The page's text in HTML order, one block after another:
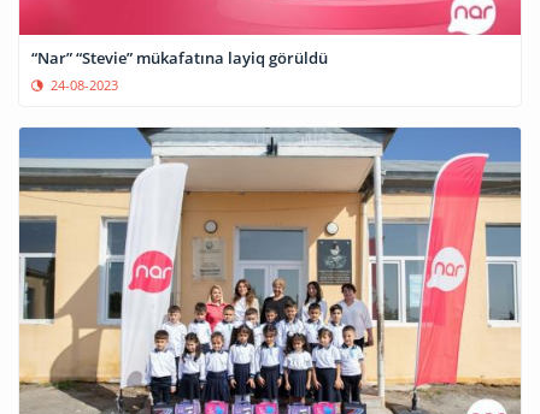
“Nar” “Stevie” mükafatına layiq görüldü
24-08-2023